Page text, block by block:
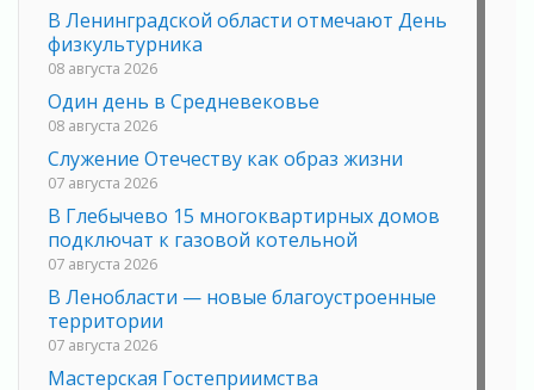
В Ленинградской области отмечают День
физкультурника
08 августа 2026
Один день в Средневековье
08 августа 2026
Служение Отечеству как образ жизни
07 августа 2026
В Глебычево 15 многоквартирных домов
подключат к газовой котельной
07 августа 2026
В Ленобласти — новые благоустроенные
территории
07 августа 2026
Мастерская Гостеприимства